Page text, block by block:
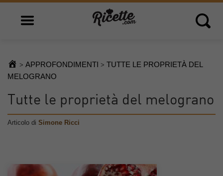
Open main menu Open
> APPROFONDIMENTI > TUTTE LE PROPRIETÀ DEL
MELOGRANO
Tutte le proprietà del melograno
Articolo di Simone Ricci